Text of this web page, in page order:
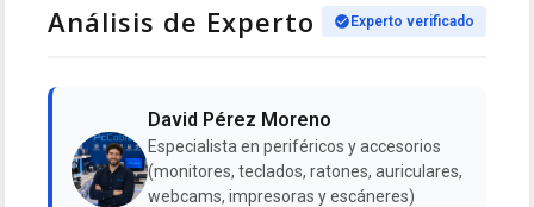
Análisis de Experto Experto verificado
David Pérez Moreno
Especialista en periféricos y accesorios
(monitores, teclados, ratones, auriculares,
webcams, impresoras y escáneres)